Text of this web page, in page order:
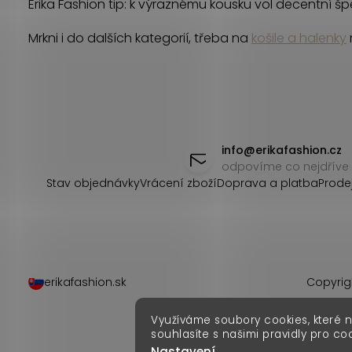
Využíváme soubory cookies, které
souhlasíte s našimi pravidly pro
r
v
Erika Fashion tip: k výraznému kousku vol decentní
Mrkni i do dalších kategorií, třeba na košile a halenky
info@erikafashion.cz
odpovíme co nejdříve
Stav objednávkyVrácení zbožíDoprava a platba
erikafashion.sk